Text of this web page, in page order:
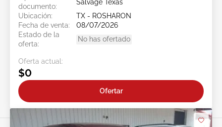
documento:
Salvage Texas
Ubicación:
TX - ROSHARON
Fecha de venta:
08/07/2026
Estado de la
oferta:
No has ofertado
Oferta actual:
$0
Ofertar